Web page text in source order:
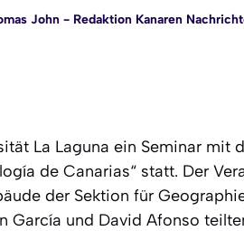
John- Redaktion Kanaren
La Laguna ein Seminar mit
de Canarias“ statt. Der
der Sektion für
García und David Afonso